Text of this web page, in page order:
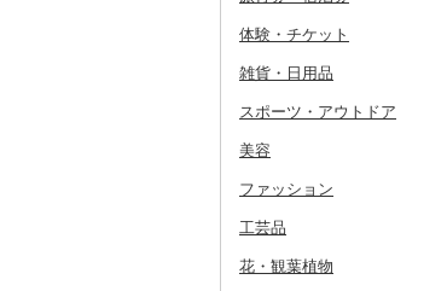
その他焼酎
赤ワイン
シャンパン・スパーク
リキュール・洋酒
甘酒
ノンアルコール
その他酒
足柄茶
知覧茶
八女茶
茶葉・ティーバッグ
野菜ジュース
炭酸飲料
豆乳
チョコレート
カステラ
アイス・ジェラート
その他洋菓子
煎餅・おかき
羊羹
饅頭
ひやむぎ
そうめん
その他麺
コロッケ
その他惣菜
シチュー
肉
魚
その他鍋
ピザ
レトルト
スープ
豆腐・納豆
豆腐
漬物
キムチ
缶詰・瓶詰
肉
乾物
醤油
味噌
酢
だし
食用油
オリーブオイル
はちみつ
ドレッシング
キッチン家電
照明器具
パソコン・周辺機器
TV・オーディオ・カメラ
美容・健康家電
カー用品
時計
旅行券
JTBふるさと旅行クー
その他旅行券
宿泊券
体験・チケット
PayPay商品券
食事券
温泉・サウナ・スパ利用
雑貨・日用品
家具・インテリア
机・テーブル
その他家具・インテリ
寝具
布団
毛布
タオル
その他タオル
文房具・印鑑
ボールペン
食器
スポーツ・アウトドア
ゴルフ
ゴルフボール
ゴルフウェア
釣り
サイクリング
アウトドア・キャンプ
美容
スキンケア
洗顔
シャンプー・リンス
石鹸・ボディーソープ
ファッション
鞄・バッグ
トートバッグ・ショル
洋服
工芸品
織物
花・観葉植物